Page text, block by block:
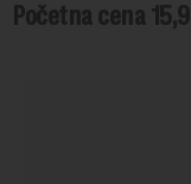
Početna cena